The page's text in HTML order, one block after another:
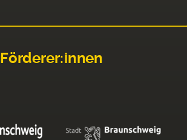
Förderer:innen